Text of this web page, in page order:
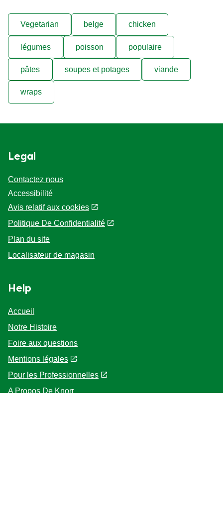
Vegetarian belge chicken
légumes poisson populaire
pâtes soupes et potages viande
wraps
Legal
Contactez nous
Accessibilité
Avis relatif aux cookies
Politique De Confidentialité
Paramètres des cookies
Plan du site
Accueil
Notre Histoire
Foire aux questions
Mentions légales
Pour les Professionnelles